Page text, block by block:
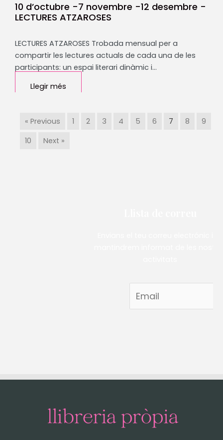
10 d’octubre -7 novembre -12 desembre -
LECTURES ATZAROSES
LECTURES ATZAROSES Trobada mensual per a
compartir les lectures actuals de cada una de les
participants: un espai literari dinàmic i…
Llegir més
« Previous 1 2 3 4 5 6 7 8
9
10
Next »